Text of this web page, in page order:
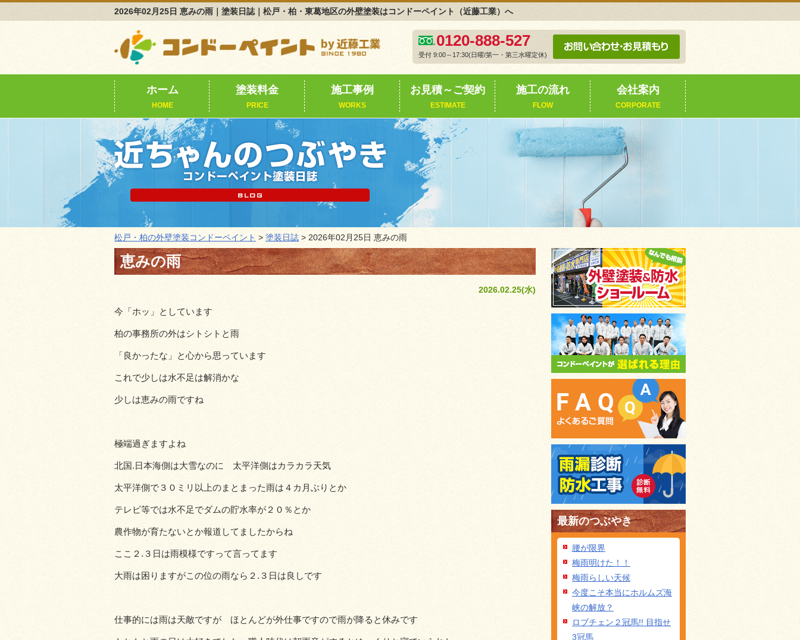
2026年02月25日 恵みの雨｜塗装日誌｜松戸・柏・東葛地区の外壁塗装はコンドーペイント（近藤工業）へ
0120-888-527
受付 9:00～17:30(日曜/第一・第三水曜定休)
ホーム
HOME
塗装料金
PRICE
施工事例
WORKS
お見積～ご契約
ESTIMATE
施工の流れ
FLOW
会社案内
CORPORATE
松戸・柏の外壁塗装コンドーペイント > 塗装日誌 > 2026年02月25日 恵みの雨
恵みの雨
2026.02.25(水)
今「ホッ」としています
柏の事務所の外はシトシトと雨
「良かったな」と心から思っています
これで少しは水不足は解消かな
少しは恵みの雨ですね
極端過ぎますよね
北国.日本海側は大雪なのに 太平洋側はカラカラ天気
太平洋側で３０ミリ以上のまとまった雨は４カ月ぶりとか
テレビ等では水不足でダムの貯水率が２０％とか
農作物が育たないとか報道してましたからね
ここ２.３日は雨模様ですって言ってます
大雨は困りますがこの位の雨なら２.３日は良しです
仕事的には雨は天敵ですが ほとんどが外仕事ですので雨が降ると休みです
最新のつぶやき
腰が限界
梅雨明けた！！
梅雨らしい天候
今度こそ本当にホルムズ海
峡の解放？
ロブチェン２冠馬!! 目指せ
3冠馬